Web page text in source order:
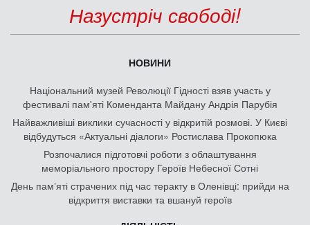
Назустріч свободі!
НОВИНИ
Національний музей Революції Гідності взяв участь у
фестивалі пам'яті Коменданта Майдану Андрія Парубія
Найважливіші виклики сучасності у відкритій розмові. У Києві
відбудуться «Актуальні діалоги» Ростислава Прокопюка
Розпочалися підготовчі роботи з облаштування
меморіального простору Героїв Небесної Сотні
День памʼяті страчених під час теракту в Оленівці: прийди на
відкриття виставки та вшануй героїв